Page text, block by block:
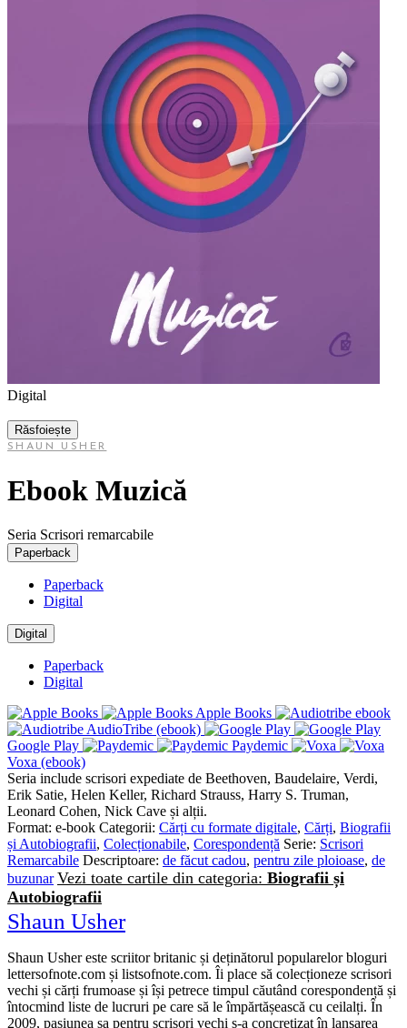
Digital
Răsfoiește
SHAUN USHER
Ebook Muzică
Seria Scrisori remarcabile
Paperback
Paperback
Digital
Digital
Paperback
Digital
Apple Books
AudioTribe (ebook)
Google Play
Paydemic
Voxa (ebook)
Seria include scrisori expediate de Beethoven, Baudelaire, Verdi,
Erik Satie, Helen Keller, Richard Strauss, Harry S. Truman,
Leonard Cohen, Nick Cave și alții.
Format: e-book Categorii: Cărți cu formate digitale, Cărți, Biografii
și Autobiografii, Colecționabile, Corespondență Serie: Scrisori
Remarcabile Descriptoare: de făcut cadou, pentru zile ploioase, de
buzunar Vezi toate cartile din categoria: Biografii și
Autobiografii
Shaun Usher
Shaun Usher este scriitor britanic și deținătorul popularelor bloguri
lettersofnote.com și listsofnote.com. Îi place să colecționeze scrisori
vechi și cărți frumoase și își petrece timpul căutând corespondență și
întocmind liste de lucruri pe care să le împărtășească cu ceilalți. În
2009, pasiunea sa pentru scrisori vechi s‑a concretizat în lansarea